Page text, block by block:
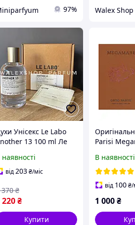
97%
Унісекс Le Labo
13 100 ml Ле
наявності
від203₴/міс
220₴
₴
Купити
Parisi
5 мл (Орто
Мегамара)
В наявності
від 100₴/
1 000₴